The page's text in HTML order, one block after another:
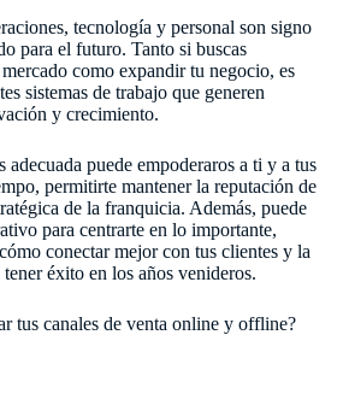
tecnología y personal son signo
para el futuro. Tanto si buscas
como expandir tu negocio, es
sistemas de trabajo que generen
y crecimiento.
adecuada puede empoderaros a ti y a tus
permitirte mantener la reputación de
de la franquicia. Además, puede
para centrarte en lo importante,
conectar mejor con tus clientes y la
éxito en los años venideros.
tus canales de venta online y offline?